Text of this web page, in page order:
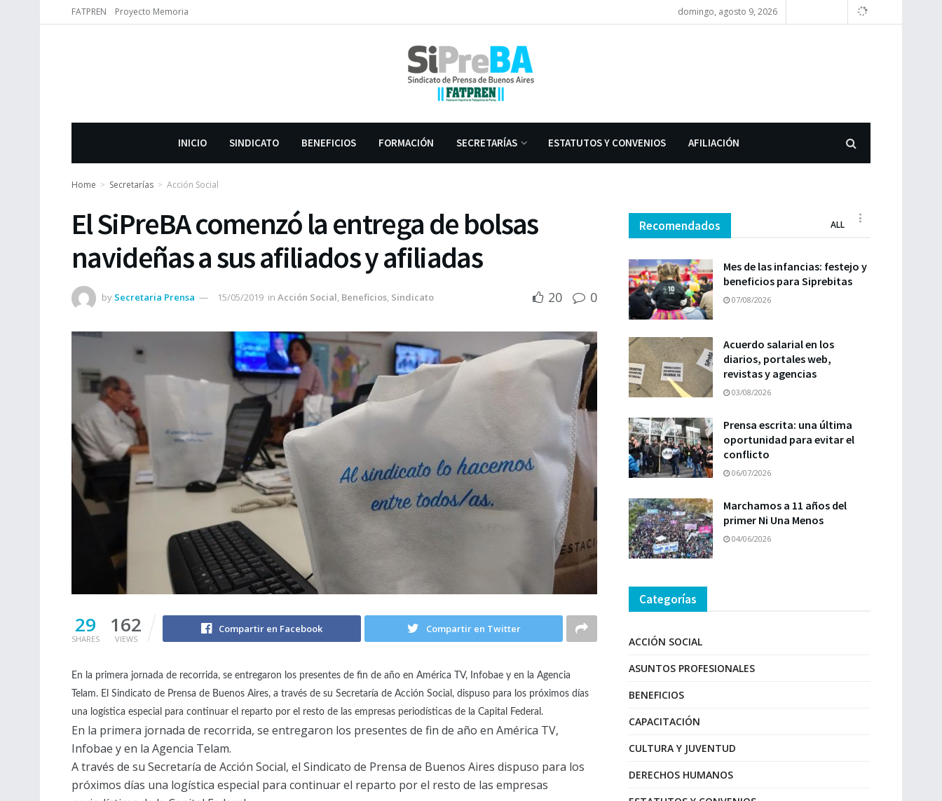
FATPREN Proyecto Memoria domingo, agosto 9, 2026
INICIO SINDICATO BENEFICIOS FORMACIÓN SECRETARÍAS ESTATUTOS Y CONVENIOS AFILIACIÓN
Home Secretarías Acción Social
El SiPreBA comenzó la entrega de bolsas
navideñas a sus afiliados y afiliadas
by Secretaria Prensa 15/05/2019 in Acción Social, Beneficios, Sindicato 20 0
29
SHARES
162
VIEWS
Compartir en Facebook Compartir en Twitter
En la primera jornada de recorrida, se entregaron los presentes de fin de año en América TV, Infobae y en la Agencia
Telam. El Sindicato de Prensa de Buenos Aires, a través de su Secretaría de Acción Social, dispuso para los próximos días
una logística especial para continuar el reparto por el resto de las empresas periodísticas de la Capital Federal.
En la primera jornada de recorrida, se entregaron los presentes de fin de año en América TV,
Infobae y en la Agencia Telam.
A través de su Secretaría de Acción Social, el Sindicato de Prensa de Buenos Aires dispuso para los
próximos días una logística especial para continuar el reparto por el resto de las empresas
Recomendados ALL
Mes de las infancias: festejo y
beneficios para Siprebitas
07/08/2026
Acuerdo salarial en los
diarios, portales web,
revistas y agencias
03/08/2026
Prensa escrita: una última
oportunidad para evitar el
conflicto
06/07/2026
Marchamos a 11 años del
primer Ni Una Menos
04/06/2026
Categorías
ACCIÓN SOCIAL
ASUNTOS PROFESIONALES
BENEFICIOS
CAPACITACIÓN
CULTURA Y JUVENTUD
DERECHOS HUMANOS